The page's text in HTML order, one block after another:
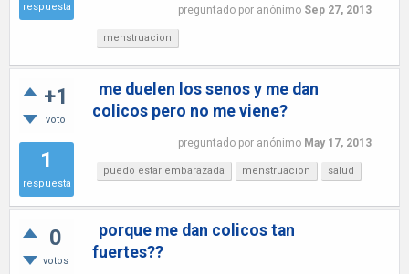
respuesta preguntado por anónimo Sep 27, 2013
menstruacion
+1
voto
1
respuesta
me duelen los senos y me dan
colicos pero no me viene?
preguntado por anónimo May 17, 2013
puedo estar embarazada menstruacion salud
0
votos
porque me dan colicos tan
fuertes??